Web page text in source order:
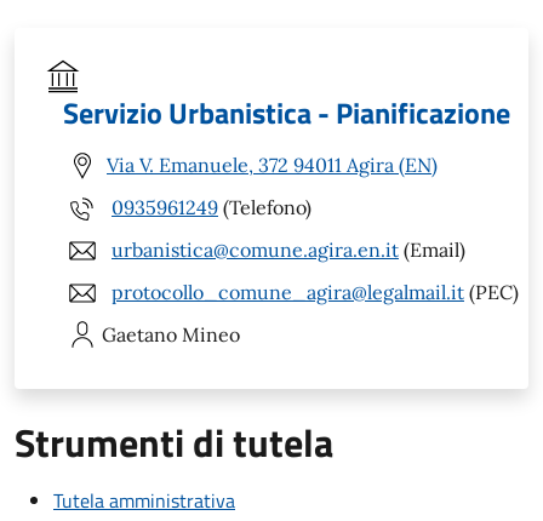
Servizio Urbanistica - Pianificazione
Via V. Emanuele, 372 94011 Agira (EN)
0935961249 (Telefono)
urbanistica@comune.agira.en.it (Email)
protocollo_comune_agira@legalmail.it (PEC)
Gaetano Mineo
Strumenti di tutela
Tutela amministrativa